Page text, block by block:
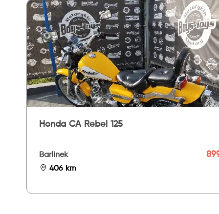
Honda CA Rebel 125
Barlinek
406 km